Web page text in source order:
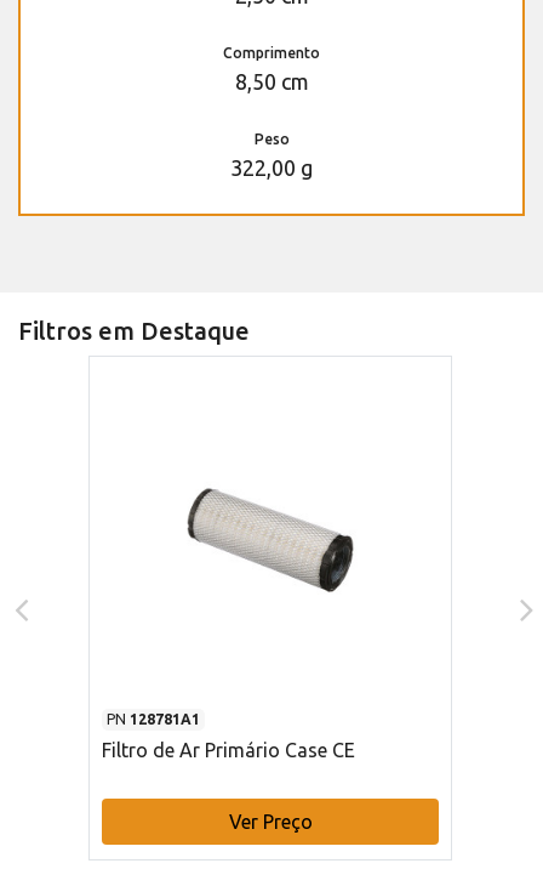
Comprimento
8,50 cm
Peso
322,00 g
Filtros em Destaque
PN 128781A1
Filtro de Ar Primário Case CE
Ver Preço